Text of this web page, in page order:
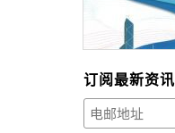
订阅最新资讯